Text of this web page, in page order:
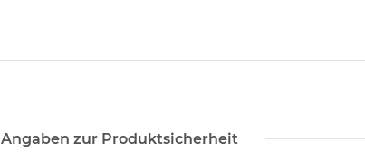
Angaben zur Produktsicherheit